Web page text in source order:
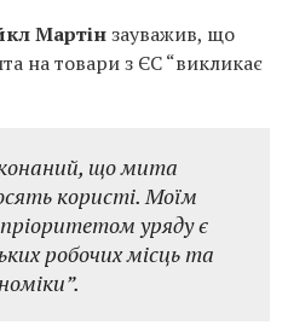
Мартінзауважив, що
на товари з ЄС “викликає
що мита
користі. Моїм
уряду є
робочих місць та